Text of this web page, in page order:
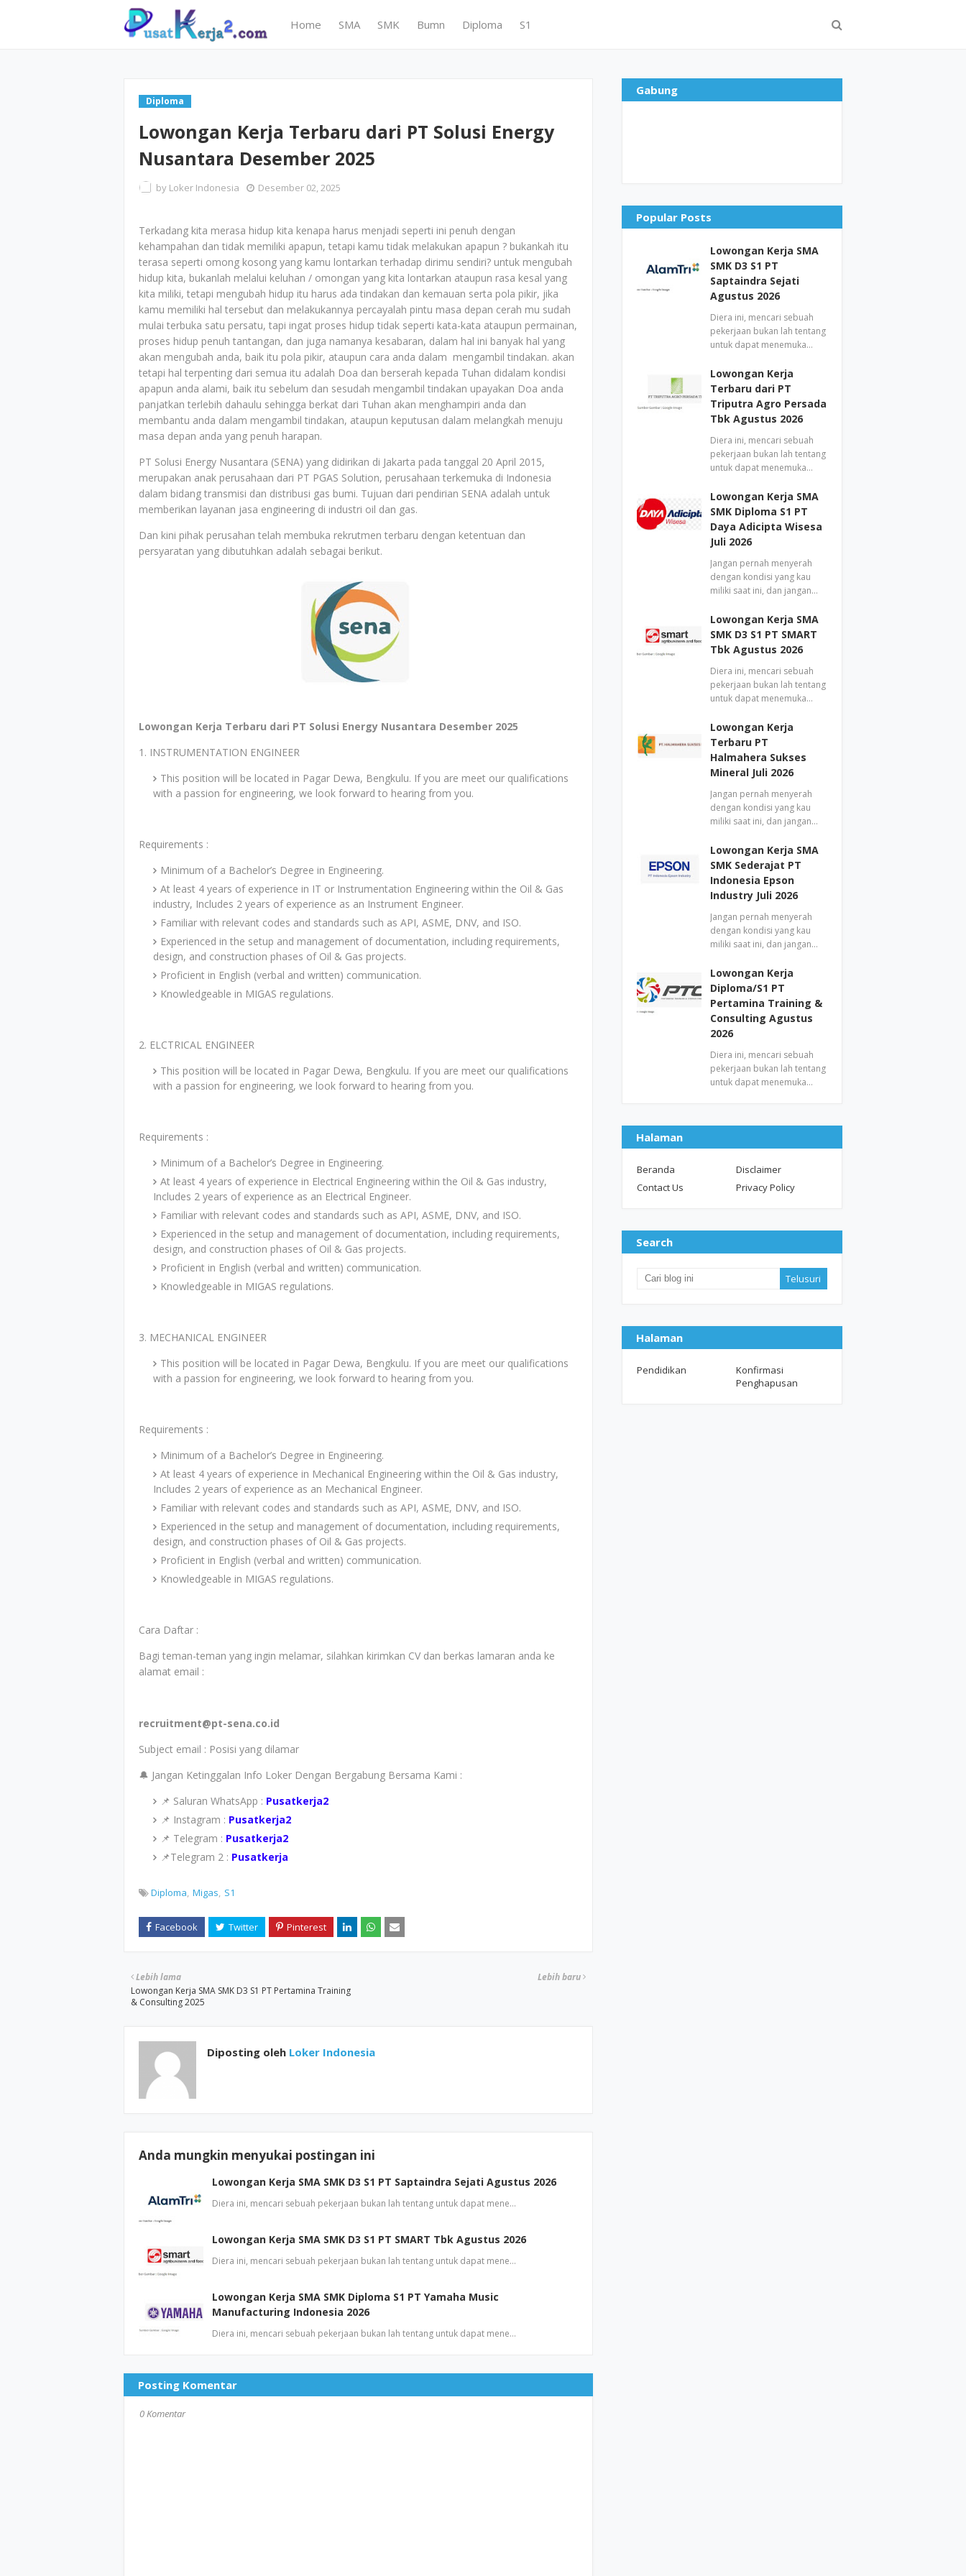
Home SMA SMK Bumn Diploma S1
Diploma
Lowongan Kerja Terbaru dari PT Solusi Energy
Nusantara Desember 2025
by Loker Indonesia Desember 02, 2025
Terkadang kita merasa hidup kita kenapa harus menjadi seperti ini penuh dengan
kehampahan dan tidak memiliki apapun, tetapi kamu tidak melakukan apapun ? bukankah itu
terasa seperti omong kosong yang kamu lontarkan terhadap dirimu sendiri? untuk mengubah
hidup kita, bukanlah melalui keluhan / omongan yang kita lontarkan ataupun rasa kesal yang
kita miliki, tetapi mengubah hidup itu harus ada tindakan dan kemauan serta pola pikir, jika
kamu memiliki hal tersebut dan melakukannya percayalah pintu masa depan cerah mu sudah
mulai terbuka satu persatu, tapi ingat proses hidup tidak seperti kata-kata ataupun permainan,
proses hidup penuh tantangan, dan juga namanya kesabaran, dalam hal ini banyak hal yang
akan mengubah anda, baik itu pola pikir, ataupun cara anda dalam mengambil tindakan. akan
tetapi hal terpenting dari semua itu adalah Doa dan berserah kepada Tuhan didalam kondisi
apapun anda alami, baik itu sebelum dan sesudah mengambil tindakan upayakan Doa anda
panjatkan terlebih dahaulu sehingga berkat dari Tuhan akan menghampiri anda dan
membantu anda dalam mengambil tindakan, ataupun keputusan dalam melangkah menuju
masa depan anda yang penuh harapan.
PT Solusi Energy Nusantara (SENA) yang didirikan di Jakarta pada tanggal 20 April 2015,
merupakan anak perusahaan dari PT PGAS Solution, perusahaan terkemuka di Indonesia
dalam bidang transmisi dan distribusi gas bumi. Tujuan dari pendirian SENA adalah untuk
memberikan layanan jasa engineering di industri oil dan gas.
Dan kini pihak perusahan telah membuka rekrutmen terbaru dengan ketentuan dan
persyaratan yang dibutuhkan adalah sebagai berikut.
Lowongan Kerja Terbaru dari PT Solusi Energy Nusantara Desember 2025
1. INSTRUMENTATION ENGINEER
This position will be located in Pagar Dewa, Bengkulu. If you are meet our qualifications
with a passion for engineering, we look forward to hearing from you.
Requirements :
Minimum of a Bachelor’s Degree in Engineering.
At least 4 years of experience in IT or Instrumentation Engineering within the Oil & Gas
industry, Includes 2 years of experience as an Instrument Engineer.
Familiar with relevant codes and standards such as API, ASME, DNV, and ISO.
Experienced in the setup and management of documentation, including requirements,
design, and construction phases of Oil & Gas projects.
Proficient in English (verbal and written) communication.
Knowledgeable in MIGAS regulations.
2. ELCTRICAL ENGINEER
This position will be located in Pagar Dewa, Bengkulu. If you are meet our qualifications
with a passion for engineering, we look forward to hearing from you.
Requirements :
Minimum of a Bachelor’s Degree in Engineering.
At least 4 years of experience in Electrical Engineering within the Oil & Gas industry,
Includes 2 years of experience as an Electrical Engineer.
Familiar with relevant codes and standards such as API, ASME, DNV, and ISO.
Experienced in the setup and management of documentation, including requirements,
design, and construction phases of Oil & Gas projects.
Proficient in English (verbal and written) communication.
Knowledgeable in MIGAS regulations.
3. MECHANICAL ENGINEER
This position will be located in Pagar Dewa, Bengkulu. If you are meet our qualifications
with a passion for engineering, we look forward to hearing from you.
Requirements :
Minimum of a Bachelor’s Degree in Engineering.
At least 4 years of experience in Mechanical Engineering within the Oil & Gas industry,
Includes 2 years of experience as an Mechanical Engineer.
Familiar with relevant codes and standards such as API, ASME, DNV, and ISO.
Experienced in the setup and management of documentation, including requirements,
design, and construction phases of Oil & Gas projects.
Proficient in English (verbal and written) communication.
Knowledgeable in MIGAS regulations.
Cara Daftar :
Bagi teman-teman yang ingin melamar, silahkan kirimkan CV dan berkas lamaran anda ke
alamat email :
recruitment@pt-sena.co.id
Subject email : Posisi yang dilamar
🔔 Jangan Ketinggalan Info Loker Dengan Bergabung Bersama Kami :
📌 Saluran WhatsApp : Pusatkerja2
📌 Instagram : Pusatkerja2
📌 Telegram : Pusatkerja2
📌Telegram 2 : Pusatkerja
Diploma Migas S1
Lebih baru
Lebih lama
Lowongan Kerja SMA SMK D3 S1 PT Pertamina Training
& Consulting 2025
Diposting oleh Loker Indonesia
Anda mungkin menyukai postingan ini
Lowongan Kerja SMA SMK D3 S1 PT Saptaindra Sejati Agustus 2026
Diera ini, mencari sebuah pekerjaan bukan lah tentang untuk dapat mene…
Lowongan Kerja SMA SMK D3 S1 PT SMART Tbk Agustus 2026
Diera ini, mencari sebuah pekerjaan bukan lah tentang untuk dapat mene…
Lowongan Kerja SMA SMK Diploma S1 PT Yamaha Music
Manufacturing Indonesia 2026
Diera ini, mencari sebuah pekerjaan bukan lah tentang untuk dapat mene…
Posting Komentar
0 Komentar
Gabung
Popular Posts
Lowongan Kerja SMA
SMK D3 S1 PT
Saptaindra Sejati
Agustus 2026
Diera ini, mencari sebuah
pekerjaan bukan lah tentang
untuk dapat menemuka…
Lowongan Kerja
Terbaru dari PT
Triputra Agro Persada
Tbk Agustus 2026
Diera ini, mencari sebuah
pekerjaan bukan lah tentang
untuk dapat menemuka…
Lowongan Kerja SMA
SMK Diploma S1 PT
Daya Adicipta Wisesa
Juli 2026
Jangan pernah menyerah
dengan kondisi yang kau
miliki saat ini, dan jangan…
Lowongan Kerja SMA
SMK D3 S1 PT SMART
Tbk Agustus 2026
Diera ini, mencari sebuah
pekerjaan bukan lah tentang
untuk dapat menemuka…
Lowongan Kerja
Terbaru PT
Halmahera Sukses
Mineral Juli 2026
Jangan pernah menyerah
dengan kondisi yang kau
miliki saat ini, dan jangan…
Lowongan Kerja SMA
SMK Sederajat PT
Indonesia Epson
Industry Juli 2026
Jangan pernah menyerah
dengan kondisi yang kau
miliki saat ini, dan jangan…
Lowongan Kerja
Diploma/S1 PT
Pertamina Training &
Consulting Agustus
2026
Diera ini, mencari sebuah
pekerjaan bukan lah tentang
untuk dapat menemuka…
Halaman
Beranda
Disclaimer
Contact Us
Privacy Policy
Search
Halaman
Pendidikan
Konfirmasi
Penghapusan